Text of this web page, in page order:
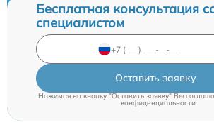
Бесплатная консультация
специалистом
Оставить заявку
Нажимая на кнопку "Оставить заявку" Вы
конфиденциальности